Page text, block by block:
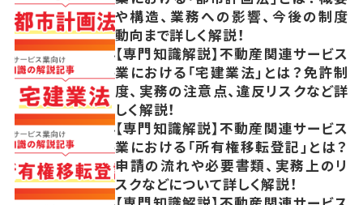
や構造、業務への影響、今後の制度
動向まで詳しく解説！
【専門知識解説】不動産関連サービス
業における「宅建業法」とは？免許制
度、実務の注意点、違反リスクなど詳
しく解説！
【専門知識解説】不動産関連サービス
業における「所有権移転登記」とは？
申請の流れや必要書類、実務上のリ
スクなどについて詳しく解説！